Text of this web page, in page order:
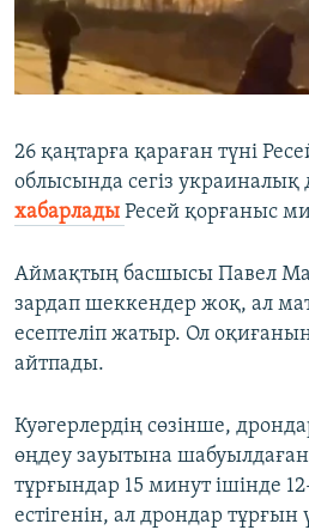
Басқа тілдерде
26 қаңтарға қараған түні
облысында сегіз
хабарлады Ресей қорғаныс
Аймақтың басшысы Павел
зардап шеккендер жоқ, ал
есептеліп жатыр. Ол
айтпады.
Куәгерлердің сөзінше,
өңдеу зауытына
тұрғындар 15 минут ішінде
естігенін, ал дрондар тұрғын